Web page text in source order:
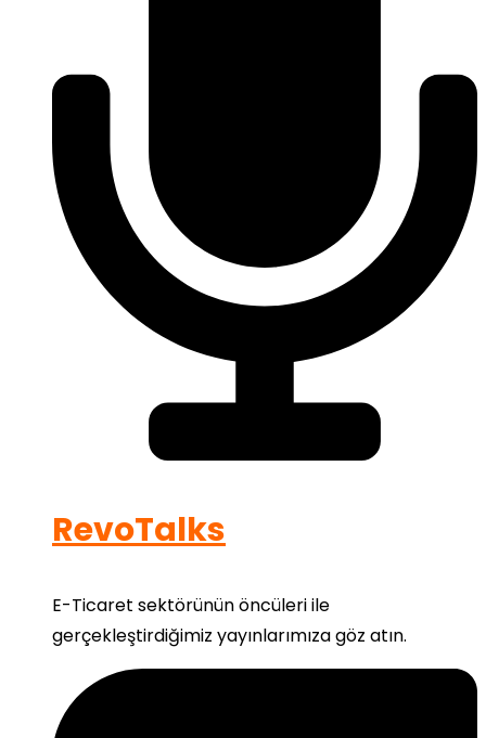
RevoTalks
E-Ticaret sektörünün öncüleri ile
gerçekleştirdiğimiz yayınlarımıza göz atın.